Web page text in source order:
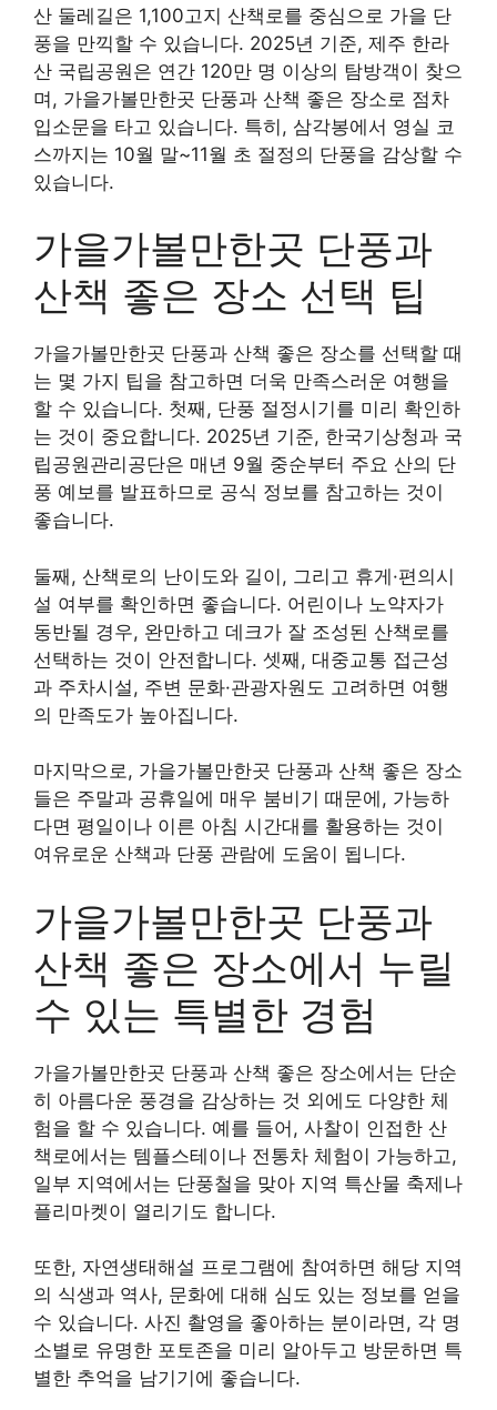
산 둘레길은 1,100고지 산책로를 중심으로 가을 단
풍을 만끽할 수 있습니다. 2025년 기준, 제주 한라
산 국립공원은 연간 120만 명 이상의 탐방객이 찾으
며, 가을가볼만한곳 단풍과 산책 좋은 장소로 점차
입소문을 타고 있습니다. 특히, 삼각봉에서 영실 코
스까지는 10월 말~11월 초 절정의 단풍을 감상할 수
있습니다.
가을가볼만한곳 단풍과
산책 좋은 장소 선택 팁
가을가볼만한곳 단풍과 산책 좋은 장소를 선택할 때
는 몇 가지 팁을 참고하면 더욱 만족스러운 여행을
할 수 있습니다. 첫째, 단풍 절정시기를 미리 확인하
는 것이 중요합니다. 2025년 기준, 한국기상청과 국
립공원관리공단은 매년 9월 중순부터 주요 산의 단
풍 예보를 발표하므로 공식 정보를 참고하는 것이
좋습니다.
둘째, 산책로의 난이도와 길이, 그리고 휴게·편의시
설 여부를 확인하면 좋습니다. 어린이나 노약자가
동반될 경우, 완만하고 데크가 잘 조성된 산책로를
선택하는 것이 안전합니다. 셋째, 대중교통 접근성
과 주차시설, 주변 문화·관광자원도 고려하면 여행
의 만족도가 높아집니다.
마지막으로, 가을가볼만한곳 단풍과 산책 좋은 장소
들은 주말과 공휴일에 매우 붐비기 때문에, 가능하
다면 평일이나 이른 아침 시간대를 활용하는 것이
여유로운 산책과 단풍 관람에 도움이 됩니다.
가을가볼만한곳 단풍과
산책 좋은 장소에서 누릴
수 있는 특별한 경험
가을가볼만한곳 단풍과 산책 좋은 장소에서는 단순
히 아름다운 풍경을 감상하는 것 외에도 다양한 체
험을 할 수 있습니다. 예를 들어, 사찰이 인접한 산
책로에서는 템플스테이나 전통차 체험이 가능하고,
일부 지역에서는 단풍철을 맞아 지역 특산물 축제나
플리마켓이 열리기도 합니다.
또한, 자연생태해설 프로그램에 참여하면 해당 지역
의 식생과 역사, 문화에 대해 심도 있는 정보를 얻을
수 있습니다. 사진 촬영을 좋아하는 분이라면, 각 명
소별로 유명한 포토존을 미리 알아두고 방문하면 특
별한 추억을 남기기에 좋습니다.